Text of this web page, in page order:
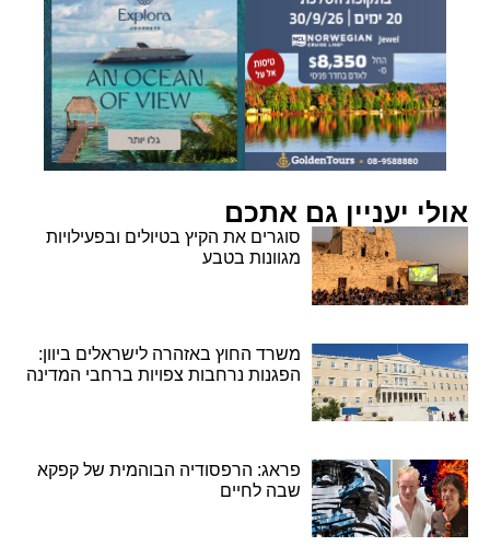
אולי יעניין גם אתכם
סוגרים את הקיץ בטיולים ובפעילויות
מגוונות בטבע
משרד החוץ באזהרה לישראלים ביוון:
הפגנות נרחבות צפויות ברחבי המדינה
פראג: הרפסודיה הבוהמית של קפקא
שבה לחיים